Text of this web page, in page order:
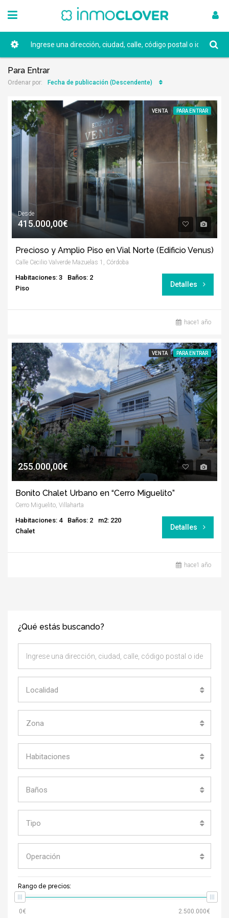
Para Entrar
Ordenar por: Fecha de publicación (Descendente)
VENTA PARA ENTRAR
Desde
415.000,00€
Precioso y Amplio Piso en Vial Norte (Edificio Venus)
Calle Cecilio Valverde Mazuelas 1, Córdoba
Habitaciones: 3
Baños: 2
Piso
Detalles
hace1 año
VENTA PARA ENTRAR
255.000,00€
Bonito Chalet Urbano en “Cerro Miguelito”
Cerro Miguelito, Villaharta
Habitaciones: 4 Baños: 2
m2: 220
Chalet
Detalles
hace1 año
¿Qué estás buscando?
Localidad
Zona
Habitaciones
Baños
Tipo
Operación
Rango de precios: